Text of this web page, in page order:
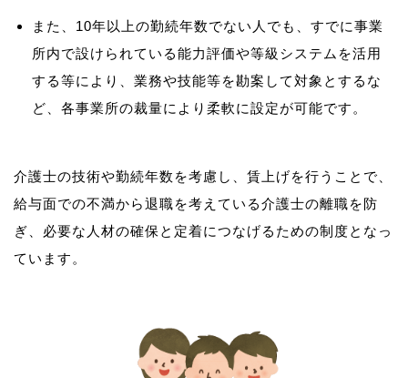
また、10年以上の勤続年数でない人でも、すでに事業
所内で設けられている能力評価や等級システムを活用
する等により、業務や技能等を勘案して対象とするな
ど、各事業所の裁量により柔軟に設定が可能です。
介護士の技術や勤続年数を考慮し、賃上げを行うことで、
給与面での不満から退職を考えている介護士の離職を防
ぎ、必要な人材の確保と定着につなげるための制度となっ
ています。